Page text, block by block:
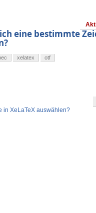
eine bestimmte
xelatex otf
in XeLaTeX auswählen?